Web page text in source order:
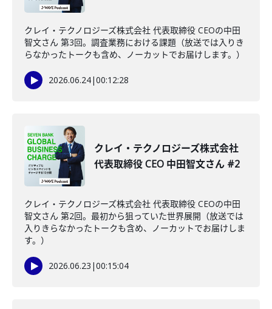
クレイ・テクノロジーズ株式会社 代表取締役 CEOの中田
智文さん 第3回。調査業務における課題（放送では入りき
らなかったトークも含め、ノーカットでお届けします。）
2026.06.24|00:12:28
クレイ・テクノロジーズ株式会社
代表取締役 CEO 中田智文さん #2
クレイ・テクノロジーズ株式会社 代表取締役 CEOの中田
智文さん 第2回。最初から狙っていた世界展開（放送では
入りきらなかったトークも含め、ノーカットでお届けしま
す。）
2026.06.23 |00:15:04